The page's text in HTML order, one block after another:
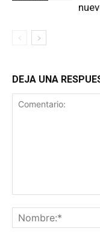
DEJA UNA